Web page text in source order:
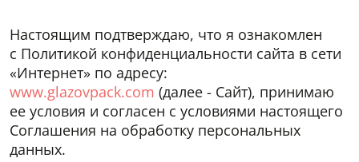
Настоящим подтверждаю, что я ознакомлен
с Политикой конфиденциальности сайта в сети
«Интернет» по адресу:
www.glazovpack.com (далее - Сайт), принимаю
ее условия и согласен с условиями настоящего
Соглашения на обработку персональных
данных.